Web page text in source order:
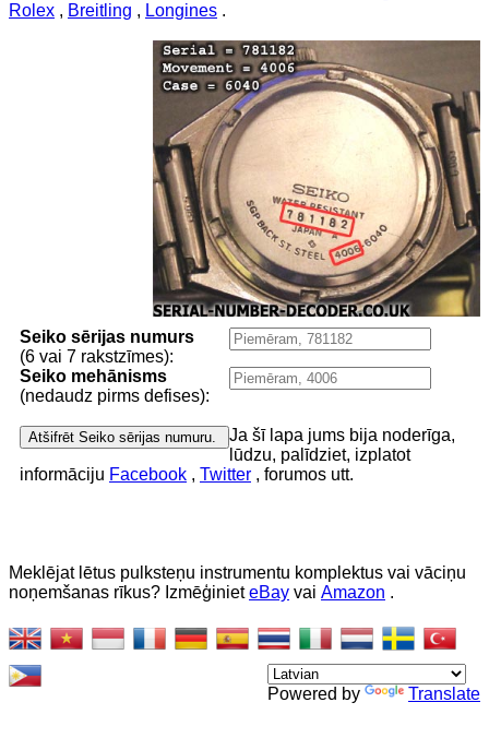
Rolex , Breitling , Longines .
Seiko sērijas numurs
(6 vai 7 rakstzīmes):
Seiko mehānisms
(nedaudz pirms defises):
Ja šī lapa jums bija noderīga,
lūdzu, palīdziet, izplatot
informāciju Facebook , Twitter , forumos utt.
Meklējat lētus pulksteņu instrumentu komplektus vai vāciņu
noņemšanas rīkus? IzmēģinieteBay vai Amazon .
Powered by Translate